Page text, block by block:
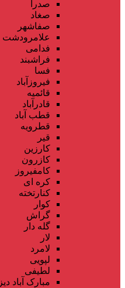
صدرا
صغاد
صفاشهر
علامرودشت
فدامی
فراشبند
فسا
فیروزآباد
قائمیه
قادرآباد
قطب آباد
قطرویه
قیر
کارزین
کازرون
کامفیروز
کره ای
کنارتخته
کوار
گراش
گله دار
لار
لامرد
لپویی
لطیفی
مبارک آباد دیز